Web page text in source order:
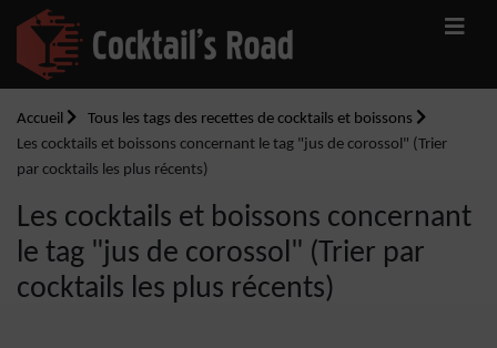
Accueil
Tous les tags des recettes de cocktails et boissons
Les cocktails et boissons concernant le tag "jus de corossol" (Trier
par cocktails les plus récents)
Les cocktails et boissons concernant
le tag "jus de corossol" (Trier par
cocktails les plus récents)